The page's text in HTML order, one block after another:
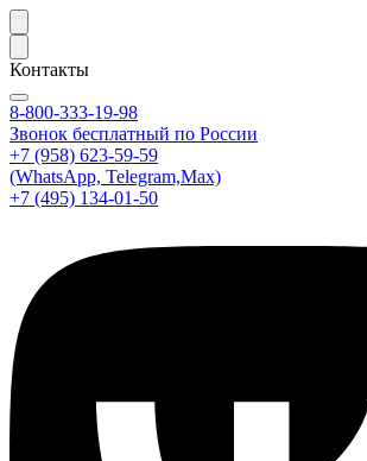
Контакты
8-800-333-19-98
Звонок бесплатный по России
+7 (958) 623-59-59
(WhatsApp, Telegram,Max)
+7 (495) 134-01-50